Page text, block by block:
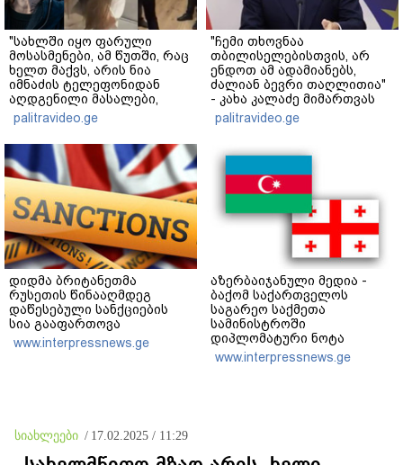
"სახლში იყო ფარული
მოსასმენები, ამ წუთში, რაც
ხელთ მაქვს, არის ნია
იმნაძის ტელეფონიდან
აღდგენილი მასალები,
არის ანძები, დეტალურები"
- ეკა კუპატაძე
palitravideo.ge
"ჩემი თხოვნაა
თბილისელებისთვის, არ
ენდოთ ამ ადამიანებს,
ძალიან ბევრი თაღლითია"
- კახა კალაძე მიმართვას
ავრცელებს
palitravideo.ge
დიდმა ბრიტანეთმა
რუსეთის წინააღმდეგ
დაწესებული სანქციების
სია გააფართოვა
www.interpressnews.ge
აზერბაიჯანული მედია -
ბაქომ საქართველოს
საგარეო საქმეთა
სამინისტროში
დიპლომატური ნოტა
გაგზავნა - აზერბაიჯანული
სანომრე ნიშნის მქონე
www.interpressnews.ge
სიახლეები / 17.02.2025 / 11:29